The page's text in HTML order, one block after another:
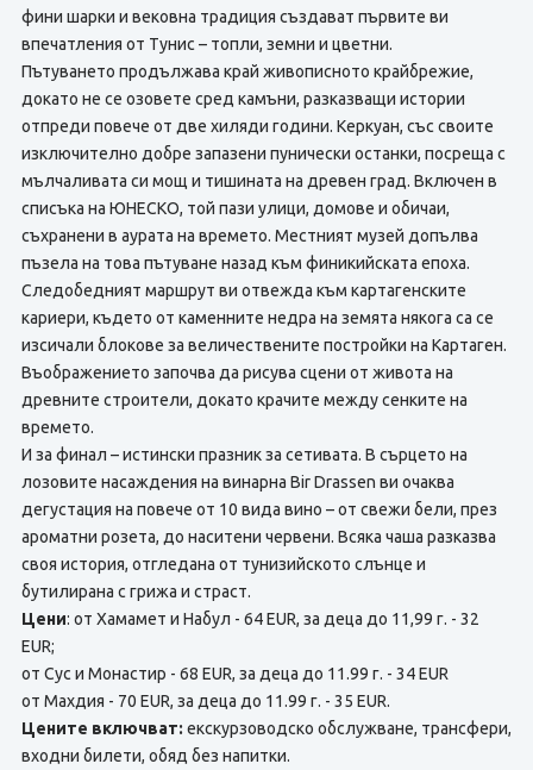
фини шарки и вековна традиция създават първите ви
впечатления от Тунис – топли, земни и цветни.
Пътуването продължава край живописното крайбрежие,
докато не се озовете сред камъни, разказващи истории
отпреди повече от две хиляди години. Керкуан, със своите
изключително добре запазени пунически останки, посреща с
мълчаливата си мощ и тишината на древен град. Включен в
списъка на ЮНЕСКО, той пази улици, домове и обичаи,
съхранени в аурата на времето. Местният музей допълва
пъзела на това пътуване назад към финикийската епоха.
Следобедният маршрут ви отвежда към картагенските
кариери, където от каменните недра на земята някога са се
изсичали блокове за величествените постройки на Картаген.
Въображението започва да рисува сцени от живота на
древните строители, докато крачите между сенките на
времето.
И за финал – истински празник за сетивата. В сърцето на
лозовите насаждения на винарна Bir Drassen ви очаква
дегустация на повече от 10 вида вино – от свежи бели, през
ароматни розета, до наситени червени. Всяка чаша разказва
своя история, отгледана от тунизийското слънце и
бутилирана с грижа и страст.
Цени: от Хамамет и Набул - 64 EUR, за деца до 11,99 г. - 32
EUR;
от Сус и Монастир - 68 EUR, за деца до 11.99 г. - 34 EUR
от Махдия - 70 EUR, за деца до 11.99 г. - 35 EUR.
Цените включват: екскурзоводско обслужване, трансфери,
входни билети, обяд без напитки.